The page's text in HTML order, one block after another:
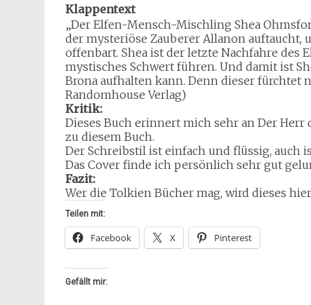
Klappentext
„Der Elfen-Mensch-Mischling Shea
der mysteriöse Zauberer Allanon auftaucht,
offenbart. Shea ist der letzte Nachfahre des
mystisches Schwert führen. Und damit ist
Brona aufhalten kann. Denn dieser fürchtet
Randomhouse Verlag)
Kritik:
Dieses Buch erinnert mich sehr an Der
zu diesem Buch.
Der Schreibstil ist einfach und flüssig, auch
Das Cover finde ich persönlich sehr gut
Fazit:
Wer die Tolkien Bücher mag, wird dieses
Teilen mit:
Facebook X Pinterest
Gefällt mir: